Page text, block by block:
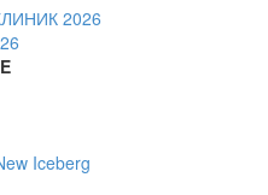
2026
Iceberg